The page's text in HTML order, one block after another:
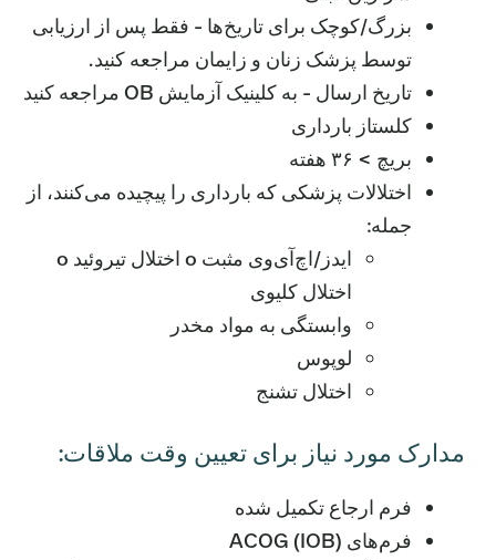
بزرگ/کوچک برای تاریخ‌ها - فقط پس از ارزیابی
توسط پزشک زنان و زایمان مراجعه کنید.
تاریخ ارسال - به کلینیک آزمایش OB مراجعه کنید
کلستاز بارداری
بریچ > ۳۶ هفته
اختلالات پزشکی که بارداری را پیچیده می‌کنند، از
جمله:
ایدز/اچ‌آی‌وی مثبت o اختلال تیروئید o
اختلال کلیوی
وابستگی به مواد مخدر
لوپوس
اختلال تشنج
مدارک مورد نیاز برای تعیین وقت ملاقات:
فرم ارجاع تکمیل شده
فرم‌های ACOG (IOB)